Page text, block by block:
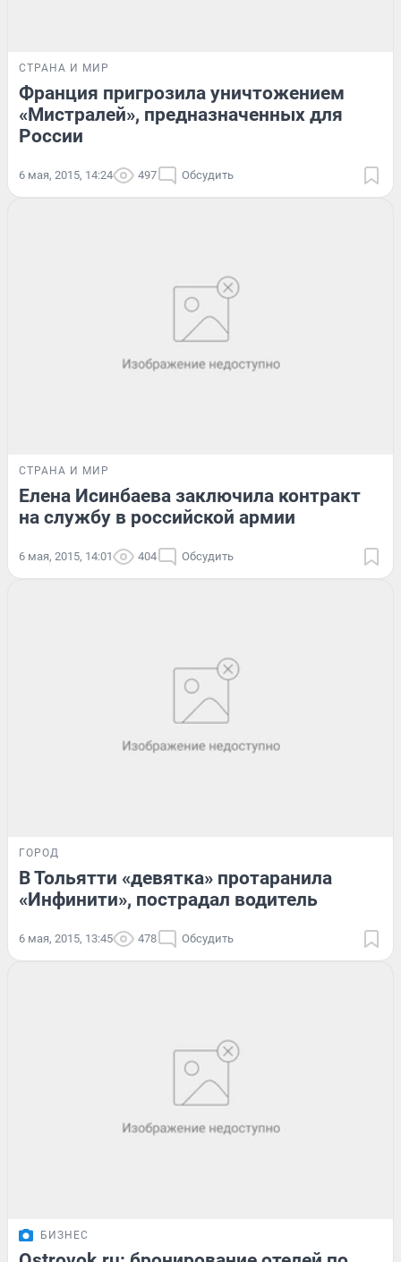
СТРАНА И МИР
Франция пригрозила уничтожением
«Мистралей», предназначенных для
России
6 мая, 2015, 14:24 497 Обсудить
СТРАНА И МИР
Елена Исинбаева заключила контракт
на службу в российской армии
6 мая, 2015, 14:01 404 Обсудить
ГОРОД
В Тольятти «девятка» протаранила
«Инфинити», пострадал водитель
6 мая, 2015, 13:45 478 Обсудить
БИЗНЕС